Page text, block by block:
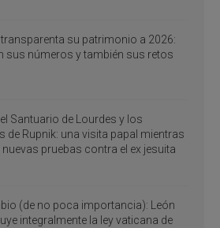
su patrimonio a 2026:
sus números y también sus retos
el Santuario de Lourdes y los
de Rupnik: una visita papal mientras
pruebas contra el ex jesuita
(de no poca importancia): León
integralmente la ley vaticana de